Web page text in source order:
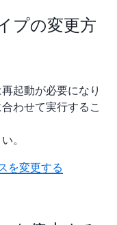
プの変更方
起動が必要になり
わせて実行するこ
。
を変更する